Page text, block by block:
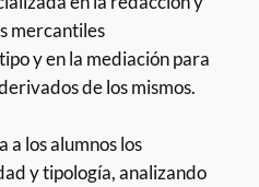
mercantiles
y en la mediación para
de los mismos.
a los alumnos los
y tipología, analizando